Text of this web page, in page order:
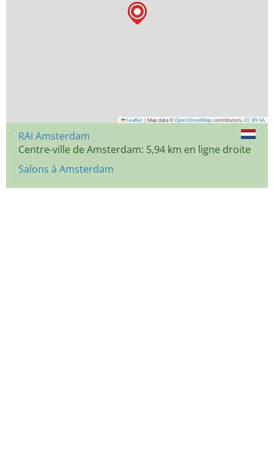
Leaflet | Map data © OpenStreetMap contributors, CC-BY-SA
RAI Amsterdam
Centre-ville de Amsterdam: 5,94 km en ligne droite
Salons à Amsterdam